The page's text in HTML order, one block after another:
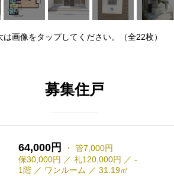
は画像をタップしてください。（全22枚）
募集住戸
64,000円
・ 管7,000円
保30,000円 ／ 礼120,000円 ／ -
1階 ／ ワンルーム ／ 31.19㎡